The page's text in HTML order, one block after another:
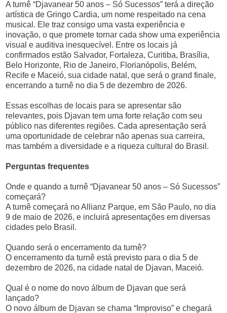
A turnê “Djavanear 50 anos – Só Sucessos” terá a direção
artística de Gringo Cardia, um nome respeitado na cena
musical. Ele traz consigo uma vasta experiência e
inovação, o que promete tornar cada show uma experiência
visual e auditiva inesquecível. Entre os locais já
confirmados estão Salvador, Fortaleza, Curitiba, Brasília,
Belo Horizonte, Rio de Janeiro, Florianópolis, Belém,
Recife e Maceió, sua cidade natal, que será o grand finale,
encerrando a turnê no dia 5 de dezembro de 2026.
Essas escolhas de locais para se apresentar são
relevantes, pois Djavan tem uma forte relação com seu
público nas diferentes regiões. Cada apresentação será
uma oportunidade de celebrar não apenas sua carreira,
mas também a diversidade e a riqueza cultural do Brasil.
Perguntas frequentes
Onde e quando a turnê “Djavanear 50 anos – Só Sucessos”
começará?
A turnê começará no Allianz Parque, em São Paulo, no dia
9 de maio de 2026, e incluirá apresentações em diversas
cidades pelo Brasil.
Quando será o encerramento da turnê?
O encerramento da turnê está previsto para o dia 5 de
dezembro de 2026, na cidade natal de Djavan, Maceió.
Qual é o nome do novo álbum de Djavan que será
lançado?
O novo álbum de Djavan se chama “Improviso” e chegará